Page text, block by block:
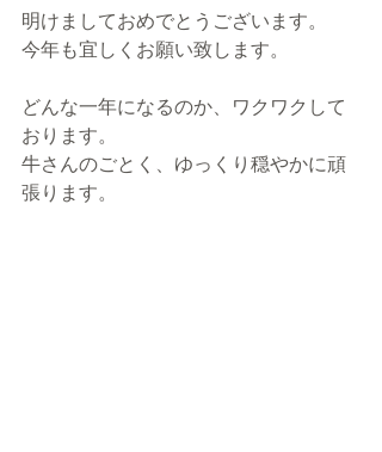
明けましておめでとうございます。
今年も宜しくお願い致します。
どんな一年になるのか、ワクワクして
おります。
牛さんのごとく、ゆっくり穏やかに頑
張ります。